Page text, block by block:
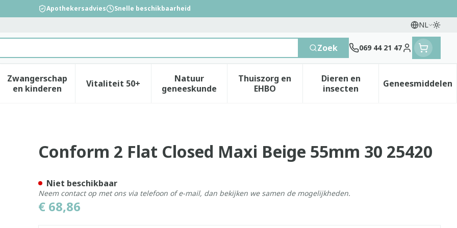
Apothekersadvies Snelle beschikbaarheid
NL
Talen
Zoek 069 44 21 47
Klant menu
verzorging en hygiëne categorie
voor Dieet, voeding en vitamines categorie
Zwangerschap
en kinderenToon submenu voor Zwangerschap en kinderen categorie
Vitaliteit 50+Toon submenu voor Vitaliteit 50+ categorie
Natuur
geneeskundeToon submenu voor Natuur geneeskunde categorie
Thuiszorg en
EHBOToon submenu voor Thuiszorg en EHBO
Dieren en
insectenToon submenu voor Dieren
Geneesmiddelen
Toon
Beige 55mm 30 25420
Conform 2 Flat Closed Maxi Beige 55mm 30 25420
€ 68,86
Niet beschikbaar
Neem contact op met ons via telefoon of e-mail, dan bekijken we samen de mogelijkheden.